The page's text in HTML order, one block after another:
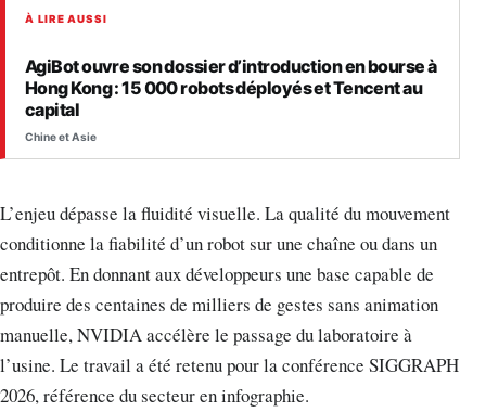
À LIRE AUSSI
AgiBot ouvre son dossier d’introduction en bourse à
Hong Kong : 15 000 robots déployés et Tencent au
capital
Chine et Asie
L’enjeu dépasse la fluidité visuelle. La qualité du mouvement
conditionne la fiabilité d’un robot sur une chaîne ou dans un
entrepôt. En donnant aux développeurs une base capable de
produire des centaines de milliers de gestes sans animation
manuelle, NVIDIA accélère le passage du laboratoire à
l’usine. Le travail a été retenu pour la conférence SIGGRAPH
2026, référence du secteur en infographie.